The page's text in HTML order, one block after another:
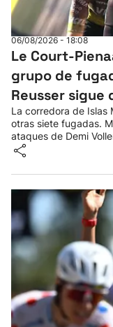
06/08/2026 - 18:08
Le Court-
grupo de
Reusser sigue
La corredora de Islas
otras siete fugadas.
ataques de Demi